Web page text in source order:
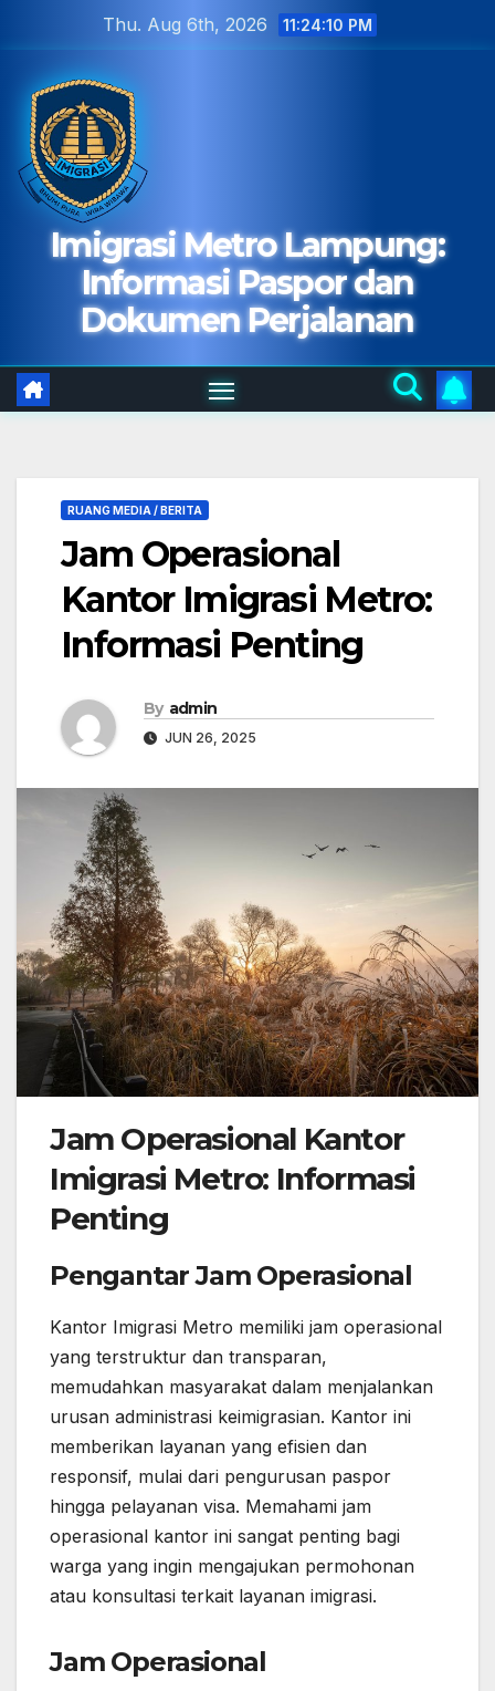
content
Thu. Aug 6th, 2026 11:24:11 PM
Imigrasi Metro Lampung:
Informasi Paspor dan
Dokumen Perjalanan
RUANG MEDIA / BERITA
Jam Operasional
Kantor Imigrasi Metro:
Informasi Penting
By admin
JUN 26, 2025
Jam Operasional Kantor
Imigrasi Metro: Informasi
Penting
Pengantar Jam Operasional
Kantor Imigrasi Metro memiliki jam operasional
yang terstruktur dan transparan,
memudahkan masyarakat dalam menjalankan
urusan administrasi keimigrasian. Kantor ini
memberikan layanan yang efisien dan
responsif, mulai dari pengurusan paspor
hingga pelayanan visa. Memahami jam
operasional kantor ini sangat penting bagi
warga yang ingin mengajukan permohonan
atau konsultasi terkait layanan imigrasi.
Jam Operasional